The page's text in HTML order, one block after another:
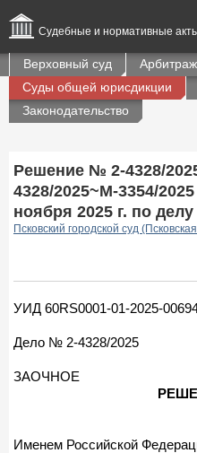
Судебные и нормативные
Верховный суд
Суды общей юрисдикции
Законодательство
Решение № 2-4328/
4328/2025~М-3354/
ноября 2025 г. по
Псковский городской суд
УИД 60RS0001-01-2025-
Дело № 2-4328/2025
ЗАОЧНОЕ
Именем Российской